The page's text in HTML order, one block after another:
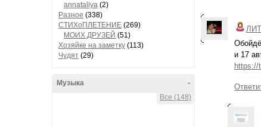
annataliya (2)
Разное (338)
СТИХоПЛЕТЕНИЕ (269)
МОИХ ДРУЗЕЙ (51)
Хозяйке на заметку (113)
Чудят (29)
-
Музыка
Все (148)
и 17
https://